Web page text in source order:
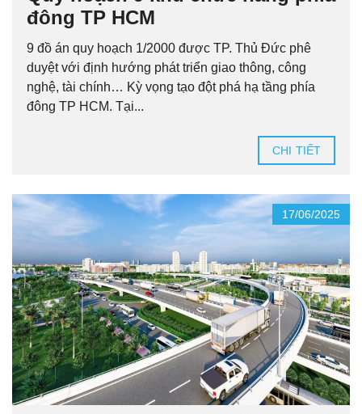
đông TP HCM
9 đồ án quy hoạch 1/2000 được TP. Thủ Đức phê
duyệt với định hướng phát triển giao thông, công
nghệ, tài chính… Kỳ vọng tạo đột phá hạ tầng phía
đông TP HCM. Tại...
CHI TIẾT
17/06/2025